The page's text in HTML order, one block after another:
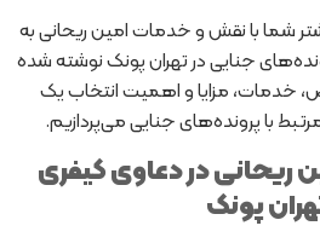
شما با نقش و خدمات امین ریحانی به
جنایی در تهران پونک نوشته شده
خدمات، مزایا و اهمیت انتخاب یک
با پرونده‌های جنایی می‌پردازیم.
در دعاوی کیفری
پونک